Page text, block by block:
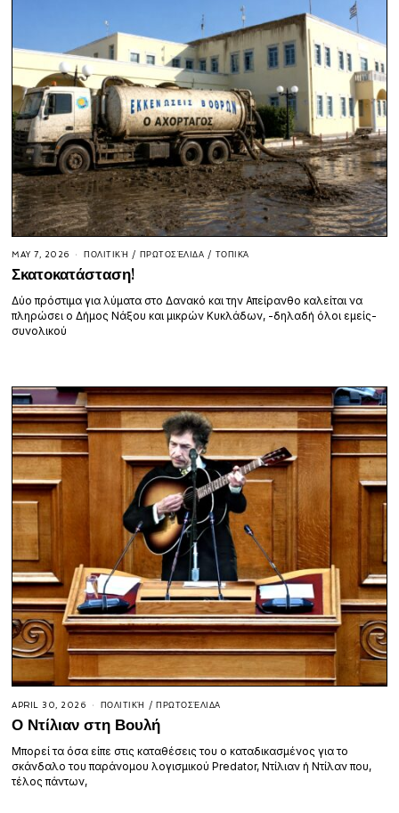
MAY 7, 2026 ΠΟΛΙΤΙΚΉ / ΠΡΩΤΟΣΈΛΙΔΑ / ΤΟΠΙΚΆ
Σκατοκατάσταση!
Δύο πρόστιμα για λύματα στο Δανακό και την Απείρανθο καλείται να
πληρώσει ο Δήμος Νάξου και μικρών Κυκλάδων, -δηλαδή όλοι εμείς-
συνολικού
APRIL 30, 2026 ΠΟΛΙΤΙΚΉ / ΠΡΩΤΟΣΈΛΙΔΑ
Ο Ντίλιαν στη Βουλή
Μπορεί τα όσα είπε στις καταθέσεις του ο καταδικασμένος για το
σκάνδαλο του παράνομου λογισμικού Predator, Ντίλιαν ή Ντίλαν που,
τέλος πάντων,